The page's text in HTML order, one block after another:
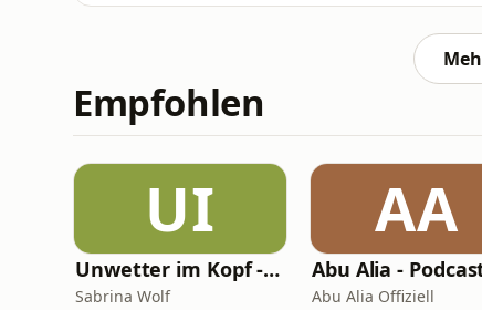
Empfohlen
UI
Unwetter im Kopf - Der Migräne Podcast
Sabrina Wolf
AA
Abu Alia Offiziell